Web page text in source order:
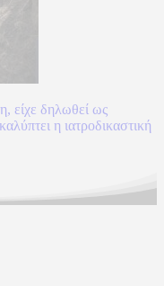
είχε δηλωθεί ως
η ιατροδικαστική